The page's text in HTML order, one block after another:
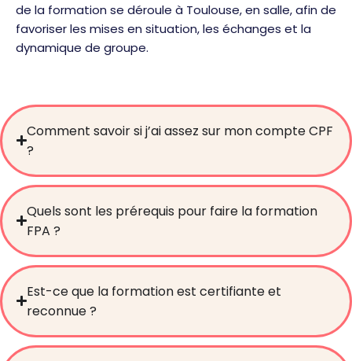
de la formation se déroule à Toulouse, en salle, afin de
favoriser les mises en situation, les échanges et la
dynamique de groupe.
Comment savoir si j’ai assez sur mon compte CPF
?
Quels sont les prérequis pour faire la formation
FPA ?
Est-ce que la formation est certifiante et
reconnue ?